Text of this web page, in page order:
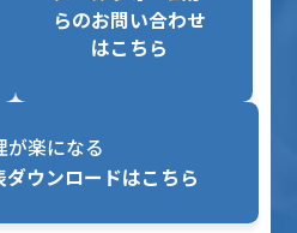
らのお問い合わせ
はこちら
が楽になる
ダウンロードはこちら